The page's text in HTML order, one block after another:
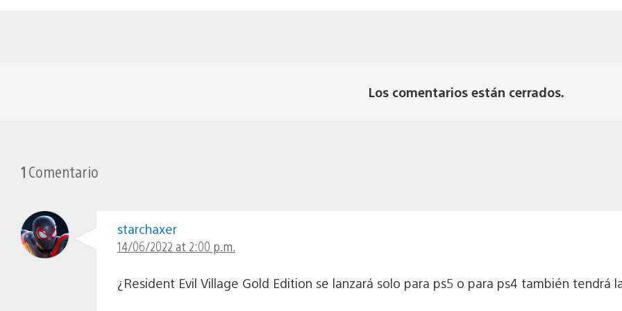
Los comentarios están cerrados.
1 Comentario
starchaxer
14/06/2022 at 2:00 p.m.
¿Resident Evil Village Gold Edition se lanzará solo para ps5 o para ps4 también tendrá